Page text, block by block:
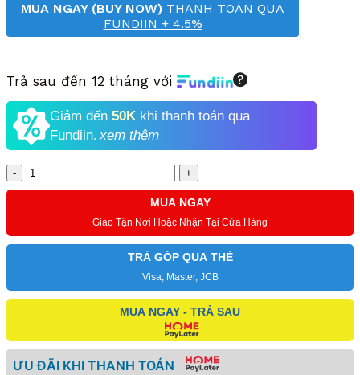
MUA NGAY (BUY NOW) THANH TOÁN QUA
FUNDIIN + 4.5%
Trả sau đến 12 tháng với
Giảm đến 50K khi thanh toán qua
Fundiin.xem thêm
Số
lượng
MUA NGAY
Giao Tận Nơi Hoặc Nhận Tại Cửa Hàng
TRẢ GÓP QUA THẺ
Visa, Master, JCB
MUA NGAY - TRẢ SAU
ƯU ĐÃI KHI THANH TOÁN